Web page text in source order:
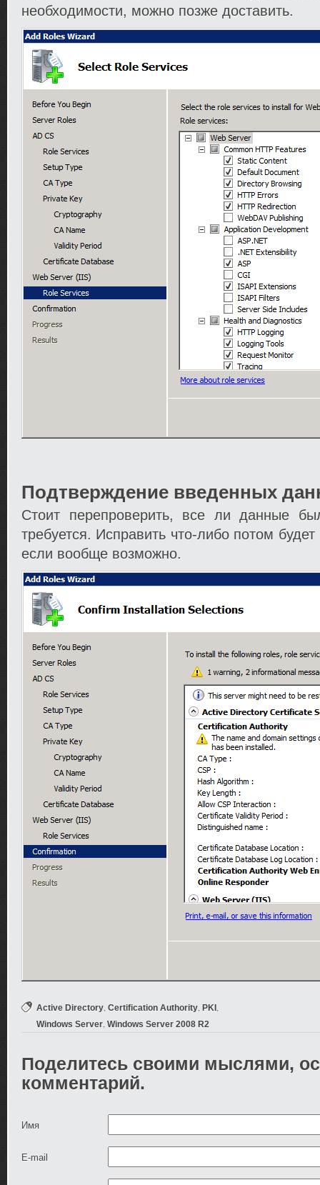
необходимости, можно позже доставить.
Подтверждение введенных
Стоит перепроверить, все ли данные
требуется. Исправить что-либо потом
если вообще возможно.
Active Directory Certification Authority PKI
Windows Server Windows Server 2008 R2
Поделитесь своими мыслями,
комментарий.
Имя
E-mail